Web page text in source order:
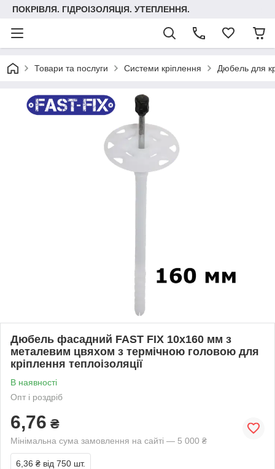
ПОКРІВЛЯ. ГІДРОІЗОЛЯЦІЯ. УТЕПЛЕННЯ.
Товари та послуги Системи кріплення Дюбель для
Дюбель фасадний FAST FIX 10x160 мм з
металевим цвяхом з термічною головою для
кріплення теплоізоляції
В наявності
Опт і роздріб
6,76 ₴
Мінімальна сума замовлення на сайті — 5 000 ₴
6,36 ₴ від 750 шт.